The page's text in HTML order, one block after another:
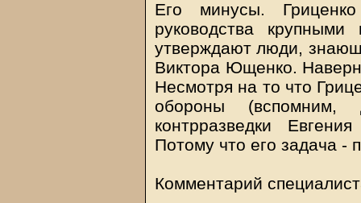
Его минусы.
руководства
утверждают люди,
Виктора Ющенко.
Несмотря на то что
обороны (вспомним,
контрразведки
Потому что его задача -
Комментарий